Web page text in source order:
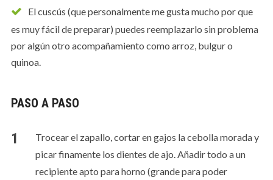
El cuscús (que personalmente me gusta mucho por que
es muy fácil de preparar) puedes reemplazarlo sin problema
por algún otro acompañamiento como arroz, bulgur o
quinoa.
PASO A PASO
Trocear el zapallo, cortar en gajos la cebolla morada y
picar finamente los dientes de ajo. Añadir todo a un
recipiente apto para horno (grande para poder